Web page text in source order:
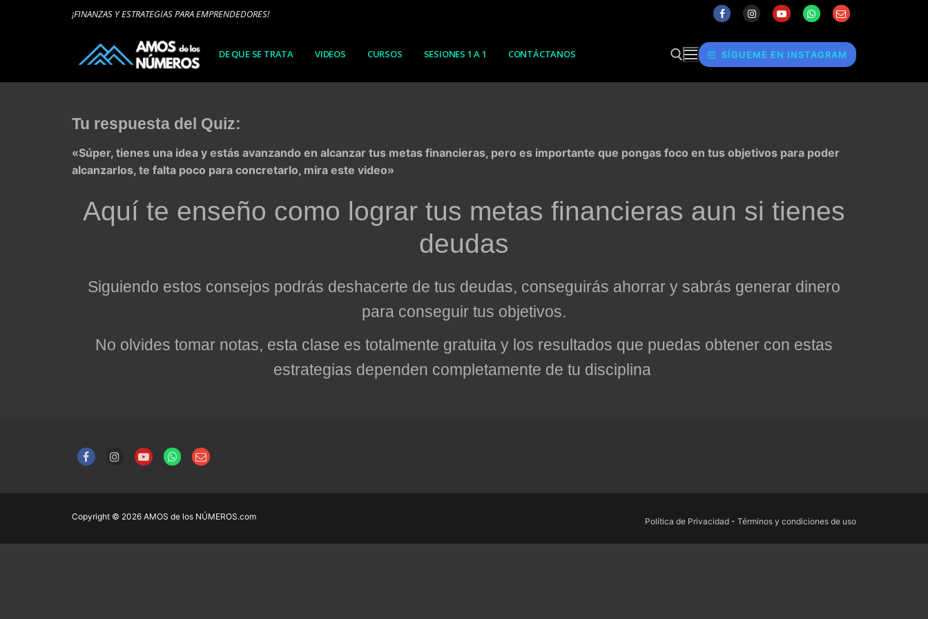
¡FINANZAS Y ESTRATEGIAS PARA EMPRENDEDORES!
DE QUE SE TRATA VIDEOS CURSOS SESIONES 1 A 1 CONTÁCTANOS SÍGUEME EN INSTAGRAM
Tu respuesta del Quiz:
«Súper, tienes una idea y estás avanzando en alcanzar tus metas financieras, pero es importante que pongas foco en tus objetivos para poder
alcanzarlos, te falta poco para concretarlo, mira este video»
Aquí te enseño como lograr tus metas financieras aun si tienes
deudas
Siguiendo estos consejos podrás deshacerte de tus deudas, conseguirás ahorrar y sabrás generar dinero
para conseguir tus objetivos.
No olvides tomar notas, esta clase es totalmente gratuita y los resultados que puedas obtener con estas
estrategias dependen completamente de tu disciplina
Copyright © 2026 AMOS de los NÚMEROS.com Política de Privacidad - Términos y condiciones de uso